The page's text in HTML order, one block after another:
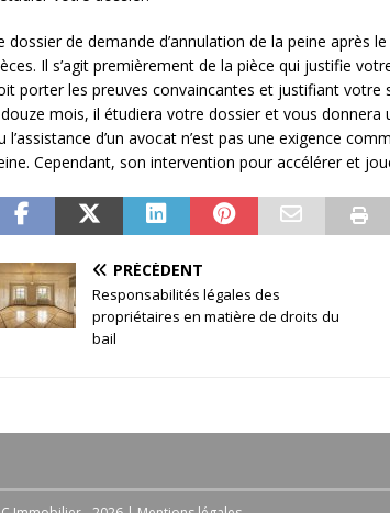
dossier de demande d’annulation de la peine après
Il s’agit premièrement de la pièce qui justifie
porter les preuves convaincantes et justifiant votre
mois, il étudiera votre dossier et vous donnera
l’assistance d’un avocat n’est pas une exigence
Cependant, son intervention pour accélérer et
PRÉCÉDENT
Responsabilités légales des
propriétaires en matière de droits du
bail